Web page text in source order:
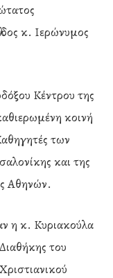
κ. Ιερώνυμος
Κέντρου της
κοινή
των
και της
Αθηνών.
η κ. Κυριακούλα
του